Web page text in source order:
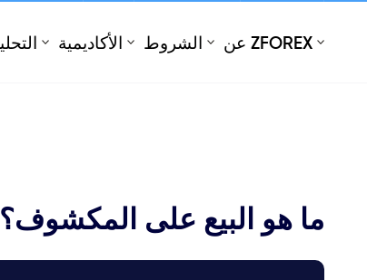
ما هو البيع على المكشوف؟